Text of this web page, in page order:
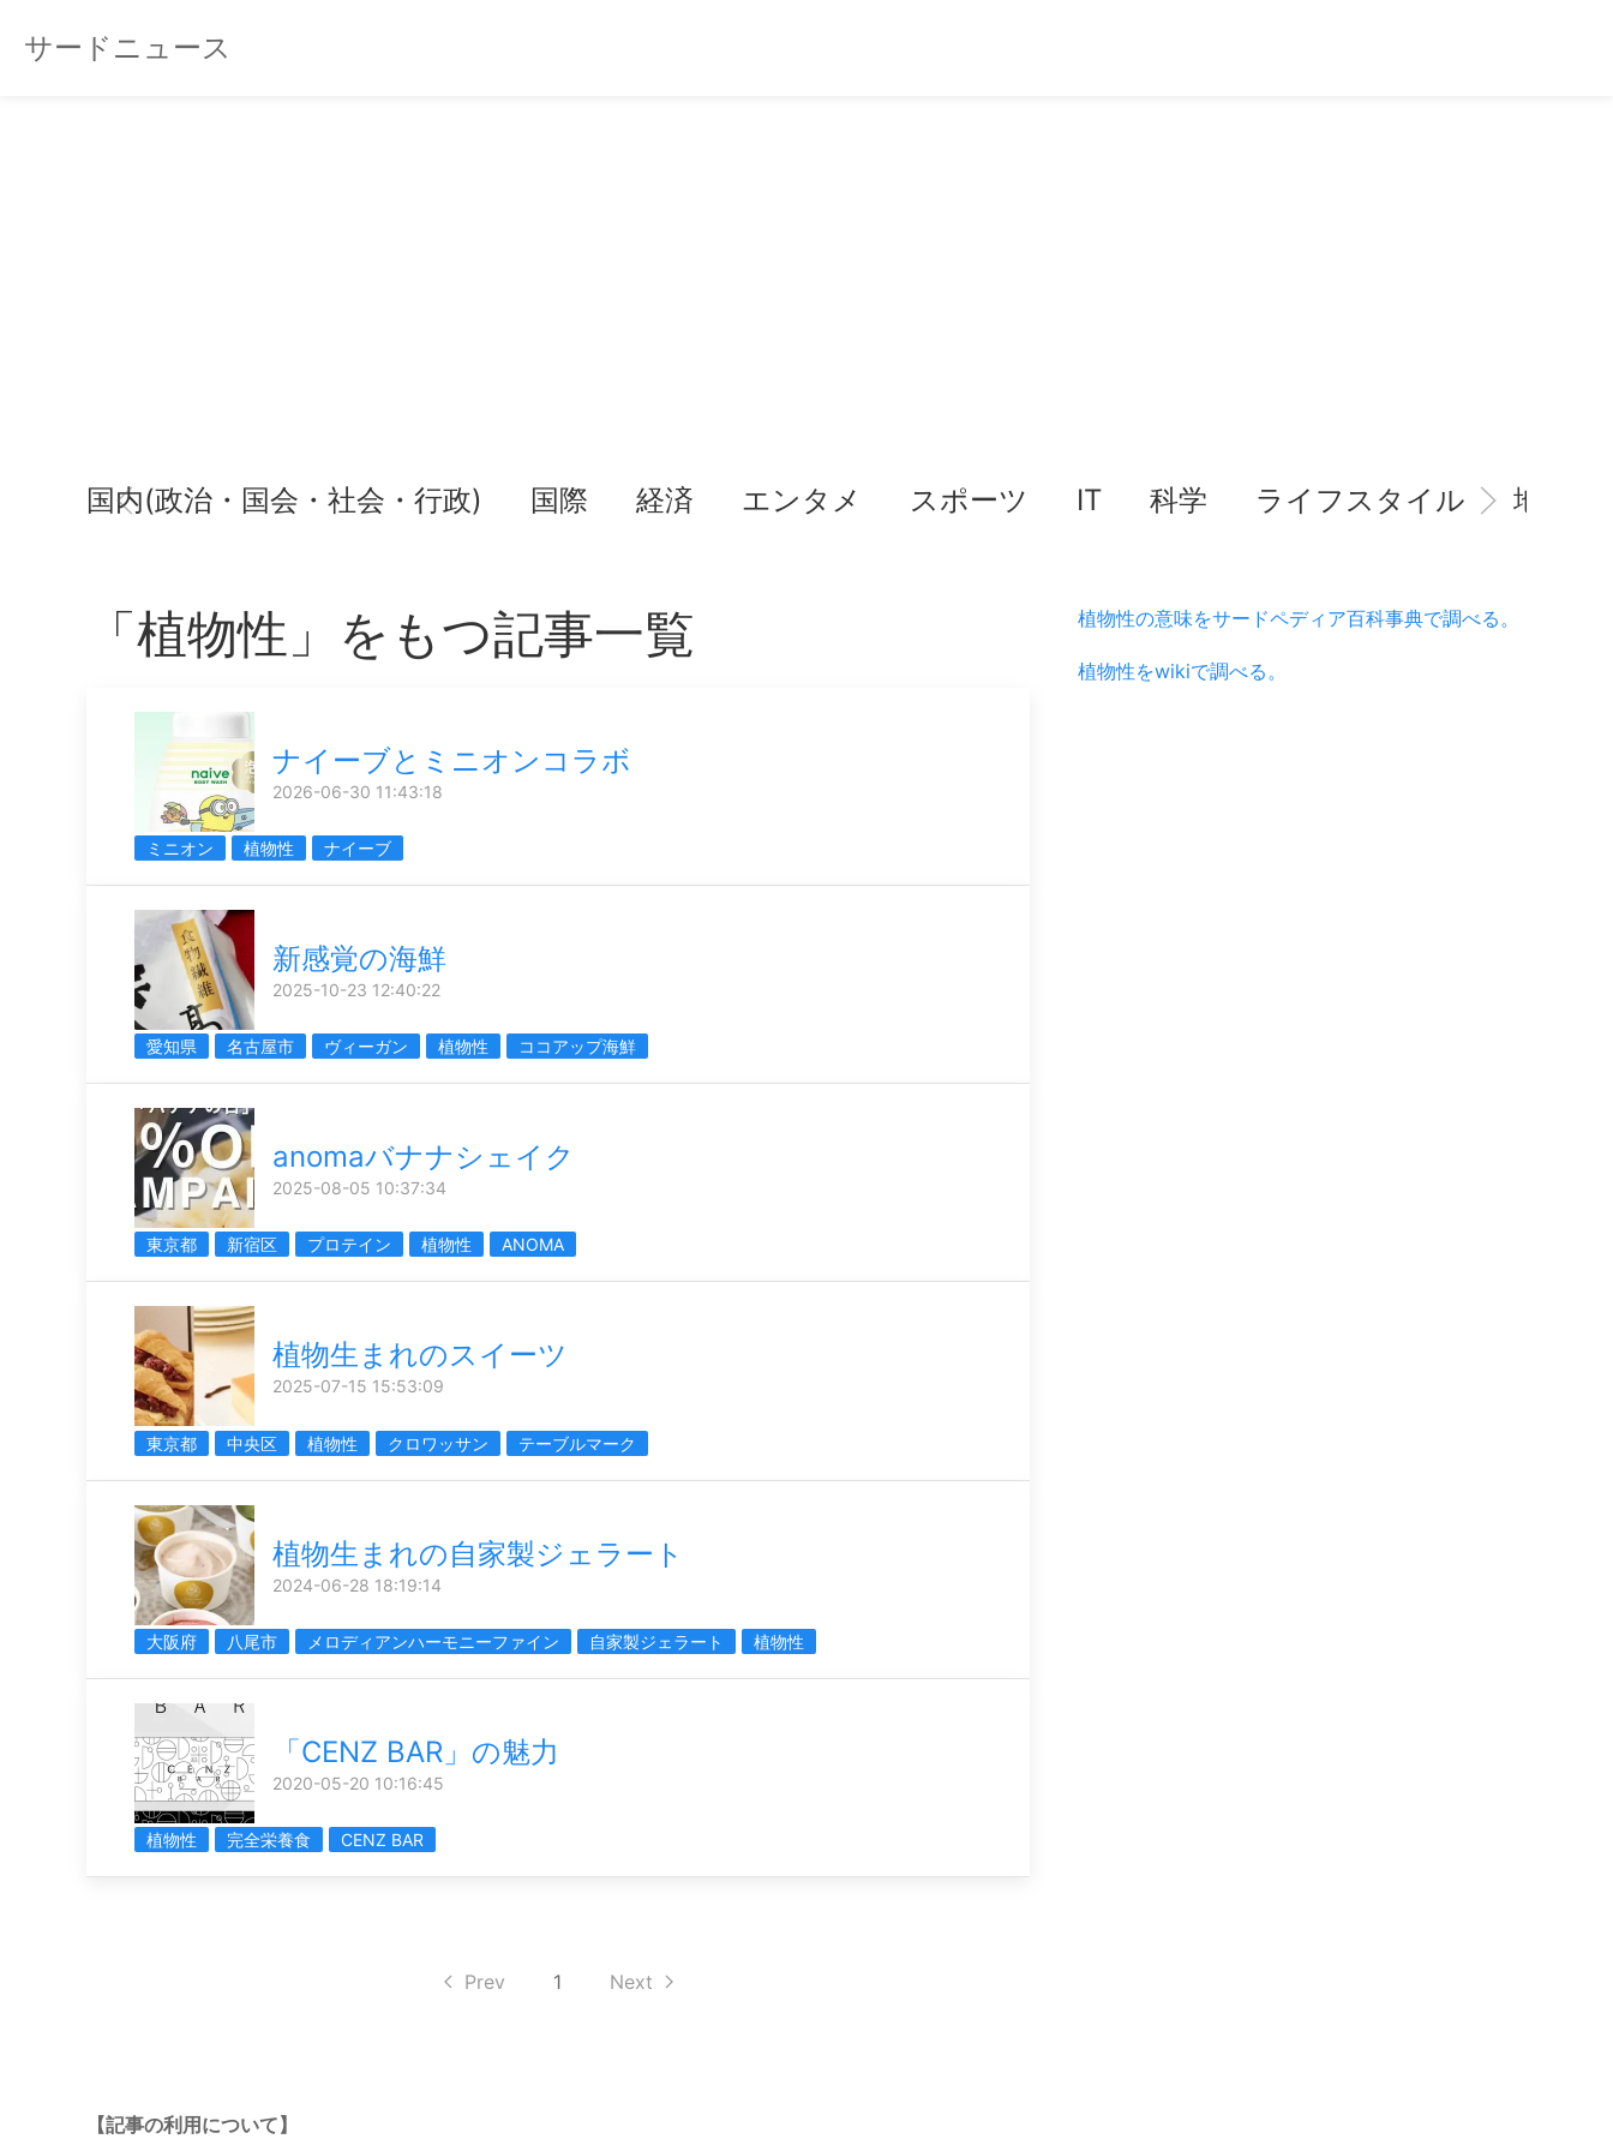
サードニュース
国内(政治・国会・社会・行政) 国際 経済 エンタメ スポーツ IT 科学 ライフスタイル 地域情
「植物性」をもつ記事一覧
ナイーブとミニオンコラボ
2026-06-30 11:43:18
ミニオン 植物性 ナイーブ
新感覚の海鮮
2025-10-23 12:40:22
愛知県 名古屋市 ヴィーガン 植物性 ココアップ海鮮
anomaバナナシェイク
2025-08-05 10:37:34
東京都 新宿区 プロテイン 植物性 ANOMA
植物生まれのスイーツ
2025-07-15 15:53:09
東京都 中央区 植物性 クロワッサン テーブルマーク
植物生まれの自家製ジェラート
2024-06-28 18:19:14
大阪府 八尾市 メロディアンハーモニーファイン 自家製ジェラート 植物性
「CENZ BAR」の魅力
2020-05-20 10:16:45
植物性 完全栄養食 CENZ BAR
Prev 1 Next
植物性の意味をサードペディア百科事典で調べる。
植物性をwikiで調べる。
【記事の利用について】